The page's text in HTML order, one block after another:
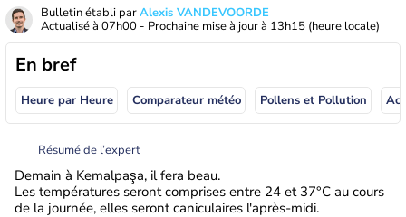
Bulletin établi parAlexis VANDEVOORDE
Actualisé à 07h00 - Prochaine mise à jour à 13h15 (heure locale)
En bref
Heure par Heure Comparateur météo Pollens et Pollution
Résumé de l’expert
Demain à Kemalpaşa, il fera beau.
Les températures seront comprises entre 24 et 37°C au cours
de la journée, elles seront caniculaires l'après-midi.